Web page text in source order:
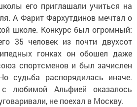
его приглашали учиться на
А Фарит Фархутдинов мечтал о
школе. Конкурс был огромный:
35 человек из почти двухсот
гонках он обошел даже
спортсменов и был зачислен
судьба распорядилась иначе.
любимой Альфией оказалось
не поехал в Москву.